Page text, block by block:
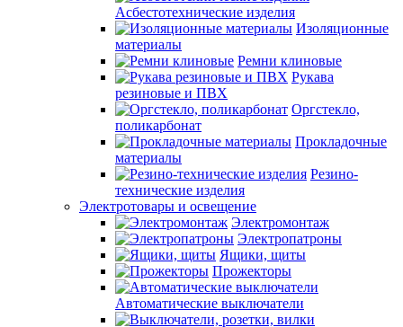
Асбестотехнические изделия
Изоляционные
материалы
Ремни клиновые
Рукава
резиновые и ПВХ
Оргстекло,
поликарбонат
Прокладочные
материалы
Резино-
технические изделия
Электротовары и освещение
Электромонтаж
Электропатроны
Ящики, щиты
Прожекторы
Автоматические выключатели